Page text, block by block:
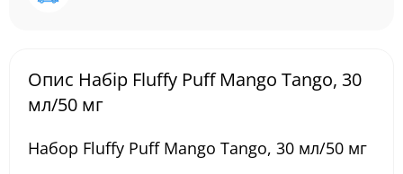
Опис Набір Fluffy Puff Mango Tango, 30
мл/50 мг
Набор Fluffy Puff Mango Tango, 30 мл/50 мг